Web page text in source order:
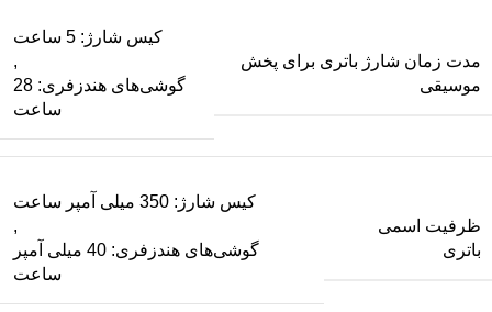
مدت زمان شارژ باتری برای پخش
موسیقی
کیس شارژ: 5 ساعت
,
گوشی‌های هندزفری: 28
ساعت
ظرفیت اسمی
باتری
کیس شارژ: 350 میلی آمپر ساعت
,
گوشی‌های هندزفری: 40 میلی آمپر
ساعت